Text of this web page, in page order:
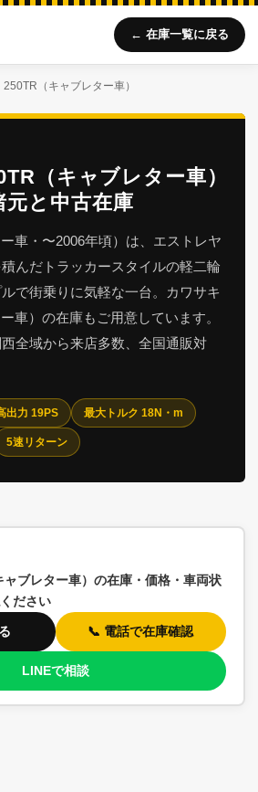
← 在庫一覧に戻る
250TR（キャブレター車）
（キャブレター車）
と中古在庫
車・〜2006年頃）は、エストレヤ
んだトラッカースタイルの軽二輪
で街乗りに気軽な一台。カワサキ
車）の在庫もご用意しています。
全域から来店多数、全国通販対
出力 19PS 最大トルク 18N・m
5速リターン
ブレター車）の在庫・価格・車両状
ださい
📞 電話で在庫確認
LINEで相談